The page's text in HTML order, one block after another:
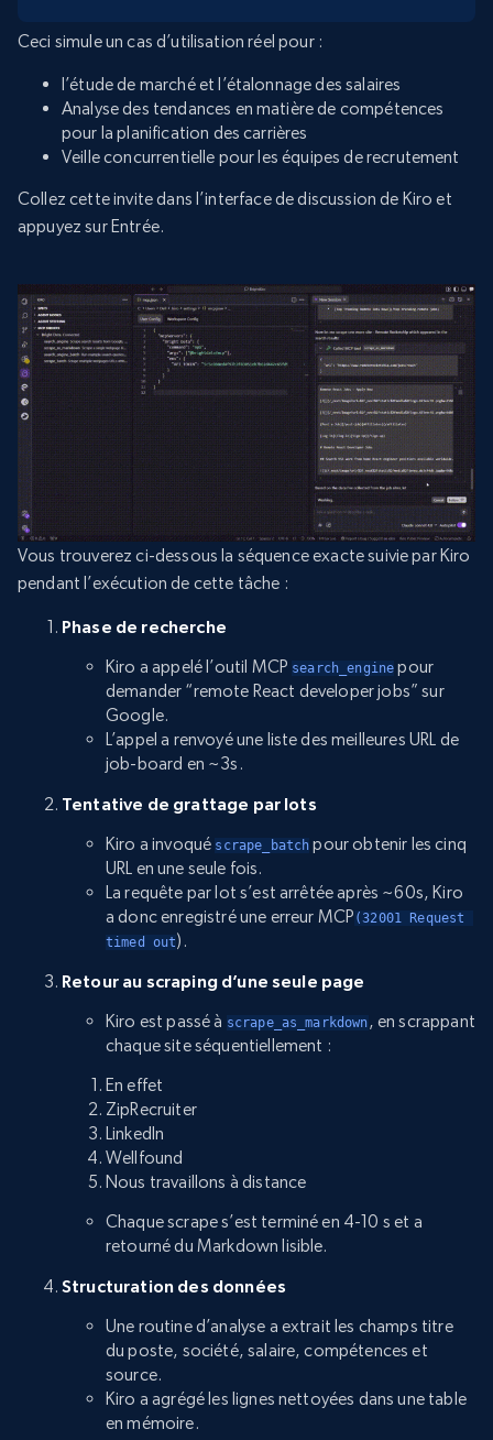
Ceci simule un cas d’utilisation réel pour :
l’étude de marché et l’étalonnage des salaires
Analyse des tendances en matière de compétences
pour la planification des carrières
Veille concurrentielle pour les équipes de recrutement
Collez cette invite dans l’interface de discussion de Kiro et
appuyez sur Entrée.
Vous trouverez ci-dessous la séquence exacte suivie par Kiro
pendant l’exécution de cette tâche :
Phase de recherche
Kiro a appelé l’outil MCP search_engine pour
demander “remote React developer jobs” sur
Google.
L’appel a renvoyé une liste des meilleures URL de
job-board en ~3s.
Tentative de grattage par lots
Kiro a invoqué scrape_batch pour obtenir les cinq
URL en une seule fois.
La requête par lot s’est arrêtée après ~60s, Kiro
a donc enregistré une erreur MCP (32001 Request
timed out).
Retour au scraping d’une seule page
Kiro est passé à scrape_as_markdown, en scrappant
chaque site séquentiellement :
En effet
ZipRecruiter
LinkedIn
Wellfound
Nous travaillons à distance
Chaque scrape s’est terminé en 4-10 s et a
retourné du Markdown lisible.
Structuration des données
Une routine d’analyse a extrait les champs titre
du poste, société, salaire, compétences et
source.
Kiro a agrégé les lignes nettoyées dans une table
en mémoire.